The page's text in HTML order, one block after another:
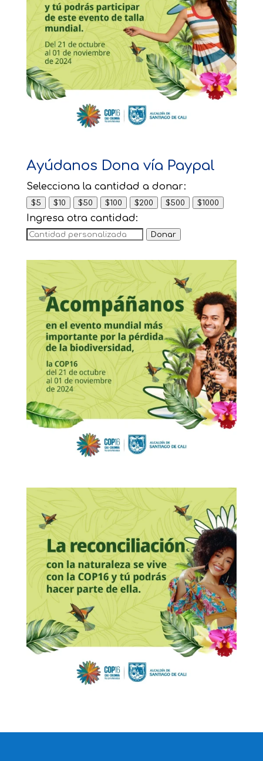
Ayúdanos Dona vía Paypal
Selecciona la cantidad a donar:
$5 $10 $50 $100 $200 $500 $1000
Ingresa otra cantidad:
Donar